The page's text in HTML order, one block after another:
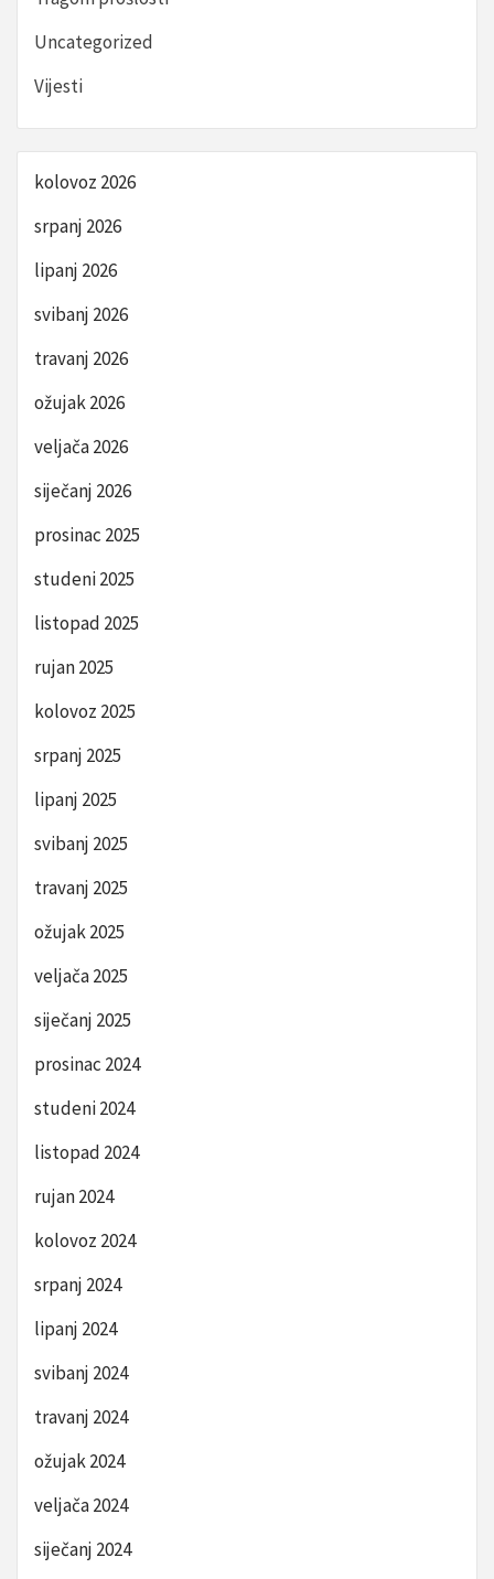
Uncategorized
Vijesti
kolovoz 2026
srpanj 2026
lipanj 2026
svibanj 2026
travanj 2026
ožujak 2026
veljača 2026
siječanj 2026
prosinac 2025
studeni 2025
listopad 2025
rujan 2025
kolovoz 2025
srpanj 2025
lipanj 2025
svibanj 2025
travanj 2025
ožujak 2025
veljača 2025
siječanj 2025
prosinac 2024
studeni 2024
listopad 2024
rujan 2024
kolovoz 2024
srpanj 2024
lipanj 2024
svibanj 2024
travanj 2024
ožujak 2024
veljača 2024
siječanj 2024